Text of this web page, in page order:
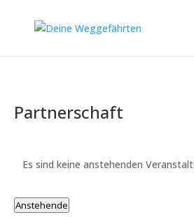
Partnerschaft
Es sind keine anstehenden
Anstehende